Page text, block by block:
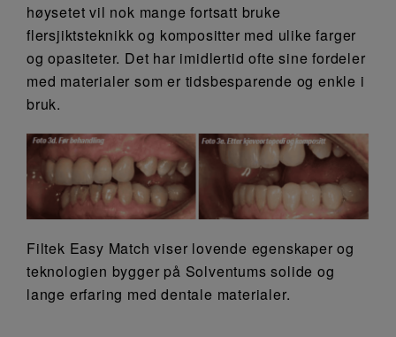
høysetet vil nok mange fortsatt bruke
flersjiktsteknikk og kompositter med ulike farger
og opasiteter. Det har imidlertid ofte sine fordeler
med materialer som er tidsbesparende og enkle i
bruk.
Filtek Easy Match viser lovende egenskaper og
teknologien bygger på Solventums solide og
lange erfaring med dentale materialer.